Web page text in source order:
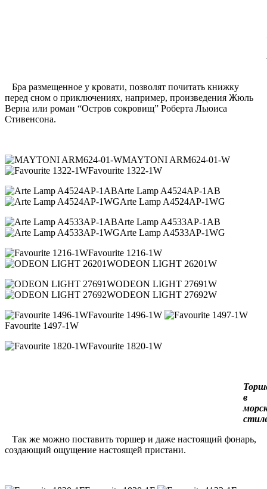
Бра размещенное у кровати, позволят почитать книжку
перед сном о приключениях, например, произведения Жюль
Верна или роман “Остров сокровищ” Роберта Льюиса
Стивенсона.
MAYTONI ARM624-01-W
Favourite 1322-1W
Arte Lamp A4524AP-1AB
Arte Lamp A4524AP-1WG
Arte Lamp A4533AP-1AB
Arte Lamp A4533AP-1WG
Favourite 1216-1W
ODEON LIGHT 26201W
ODEON LIGHT 27691W
ODEON LIGHT 27692W
Favourite 1496-1W
Favourite 1497-1W
Favourite 1820-1W
в
Так же можно поставить торшер и даже настоящий фонарь,
создающий ощущение настоящей пристани.